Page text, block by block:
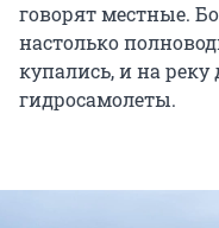
говорят местные.
настолько
купались, и на реку
гидросамолеты.